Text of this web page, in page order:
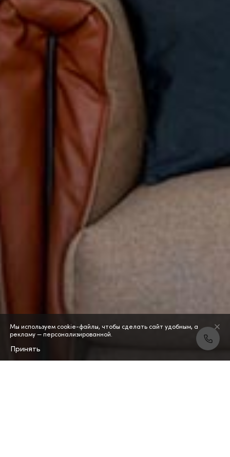
Мы используем cookie-файлы, чтобы сделать сайт удобным, а
рекламу — персонализированной.
Принять